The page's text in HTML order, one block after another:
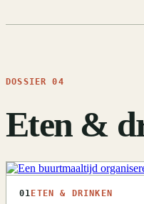
DOSSIER 04
Eten &
01 ETEN & DRINKEN